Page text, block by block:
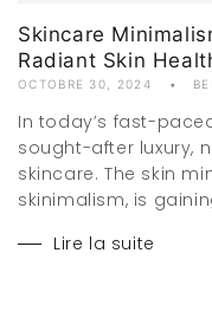
Skincare
Radiant Skin
OCTOBRE 30, 2024
In today’s fast-
sought-after luxury,
skincare. The skin
skinimalism, is
Lire la suite